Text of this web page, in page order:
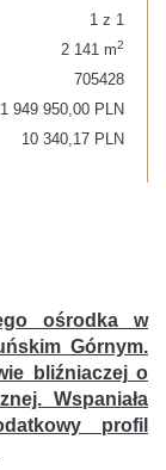
1 z 1
2 141 m2
705428
1 949 950,00 PLN
10 340,17 PLN
ośrodka w
Górnym.
bliźniaczej o
Wspaniała
profil